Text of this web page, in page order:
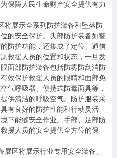
保障人民生命财产安全提供有力
将展示全系列防护装备和坠落防
的安全保护。头部防护装备如智
防护功能，还集成了定位、通信
救援人员的位置和状态，一旦发
面部防护装备包括防雾防刮消防
效保护救援人员的眼睛和面部免
气呼吸器、便携式防毒面具等，
供清洁的呼吸空气。防护服装采
有良好的防护性能和行动灵活
下能够安全作业。手部、足部防
援人员的安全提供全方位的保
区将展示行业专用安全装备、